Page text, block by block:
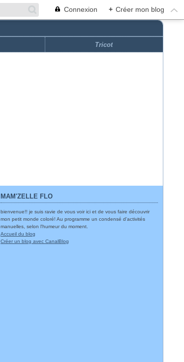
Connexion + Créer mon blog
Tricot
MAM'ZELLE FLO
bienvenue!! je suis ravie de vous voir ici et de vous faire découvrir
mon petit monde coloré! Au programme un condensé d'activités
manuelles, selon l'humeur du moment.
Accueil du blog
Créer un blog avec CanalBlog